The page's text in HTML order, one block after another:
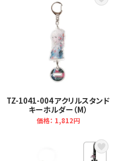
TZ-1041-004 アクリルスタンド
キーホルダー（M）
価格： 1,812円